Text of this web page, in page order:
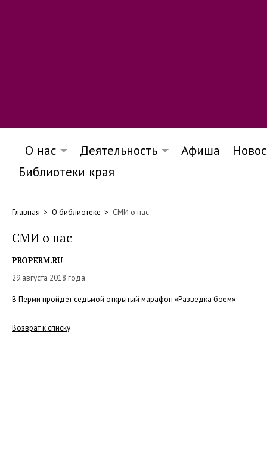
О нас Деятельность Афиша
Библиотеки края
Главная О библиотеке СМИ о нас
СМИ о нас
PROPERM.RU
29 августа 2018 года
В Перми пройдет седьмой открытый марафон «Разведка боем»
Возврат к списку